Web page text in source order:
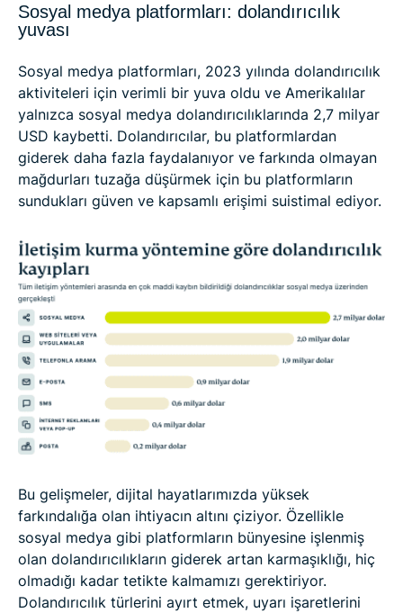
Sosyal medya platformları: dolandırıcılık
yuvası
Sosyal medya platformları, 2023 yılında dolandırıcılık
aktiviteleri için verimli bir yuva oldu ve Amerikalılar
yalnızca sosyal medya dolandırıcılıklarında 2,7 milyar
USD kaybetti. Dolandırıcılar, bu platformlardan
giderek daha fazla faydalanıyor ve farkında olmayan
mağdurları tuzağa düşürmek için bu platformların
sundukları güven ve kapsamlı erişimi suistimal ediyor.
Bu gelişmeler, dijital hayatlarımızda yüksek
farkındalığa olan ihtiyacın altını çiziyor. Özellikle
sosyal medya gibi platformların bünyesine işlenmiş
olan dolandırıcılıkların giderek artan karmaşıklığı, hiç
olmadığı kadar tetikte kalmamızı gerektiriyor.
Dolandırıcılık türlerini ayırt etmek, uyarı işaretlerini